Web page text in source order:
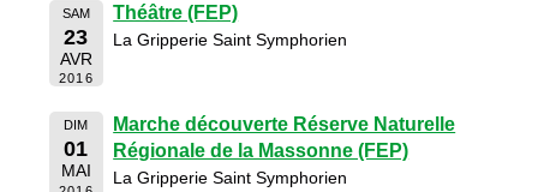
SAM
23
AVR
2016
Théâtre (FEP)
La Gripperie Saint Symphorien
DIM
01
MAI
Marche découverte Réserve Naturelle
Régionale de la Massonne (FEP)
La Gripperie Saint Symphorien